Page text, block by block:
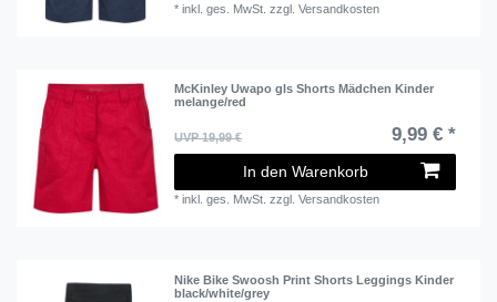
*inkl. ges. MwSt. zzgl.Versandkosten
McKinley Uwapo gls Shorts Mädchen Kinder
melange/red
UVP 19,99 € 9,99 € *
In den Warenkorb
*inkl. ges. MwSt. zzgl.Versandkosten
Nike Bike Swoosh Print Shorts Leggings Kinder
black/white/grey